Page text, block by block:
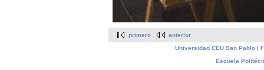
primero
anterior
Universidad CEU San Pablo|
Escuela